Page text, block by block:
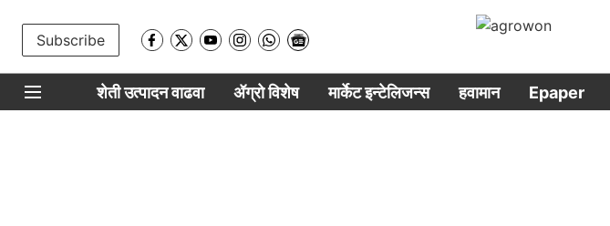
Subscribe
शेती उत्पादन वाढवा ॲग्रो विशेष मार्केट इन्टेलिजन्स हवामान Epaper